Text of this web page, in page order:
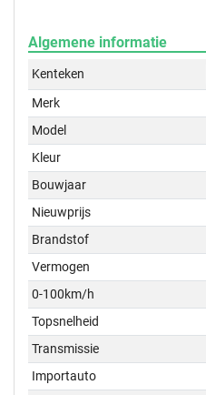
Algemene informatie
Kenteken
Merk
Model
Kleur
Bouwjaar
Nieuwprijs
Brandstof
Vermogen
0-100km/h
Topsnelheid
Transmissie
Importauto